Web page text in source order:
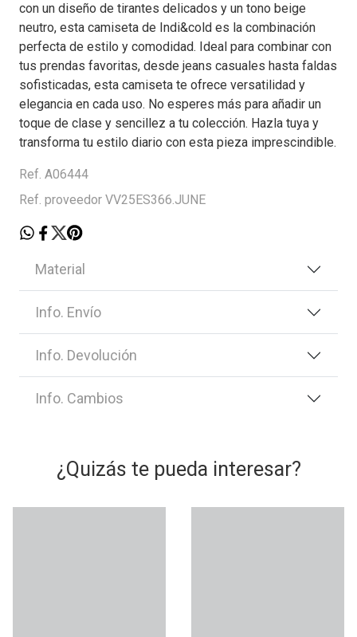
con un diseño de tirantes delicados y un tono beige
neutro, esta camiseta de Indi&cold es la combinación
perfecta de estilo y comodidad. Ideal para combinar con
tus prendas favoritas, desde jeans casuales hasta faldas
sofisticadas, esta camiseta te ofrece versatilidad y
elegancia en cada uso. No esperes más para añadir un
toque de clase y sencillez a tu colección. Hazla tuya y
transforma tu estilo diario con esta pieza imprescindible.
Ref. A06444
Ref. proveedor VV25ES366.JUNE
Material
Info. Envío
Info. Devolución
Info. Cambios
¿Quizás te pueda interesar?